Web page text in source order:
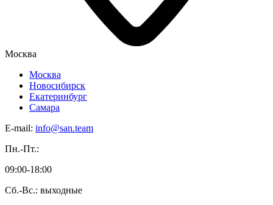
Москва
Москва
Новосибирск
Екатеринбург
Самара
E-mail: info@san.team
Пн.-Пт.:
09:00-18:00
Сб.-Вс.: выходные